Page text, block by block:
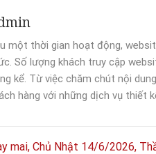
một thời gian hoạt động,
Số lượng khách truy cập
kể. Từ việc chăm chút nội
hàng với những dịch vụ thiết
mai, Chủ Nhật 14/6/2026,